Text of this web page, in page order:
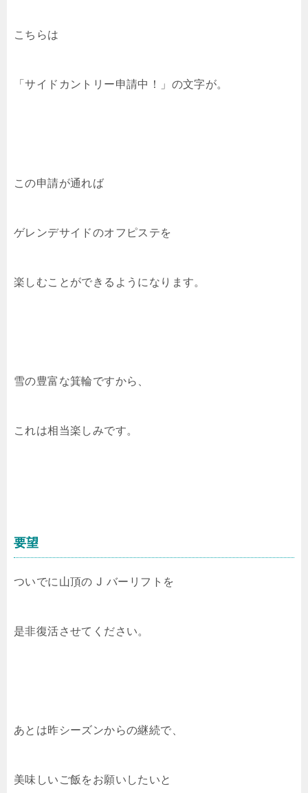
こちらは
「サイドカントリー申請中！」の文字が。
この申請が通れば
ゲレンデサイドのオフピステを
楽しむことができるようになります。
雪の豊富な箕輪ですから、
これは相当楽しみです。
要望
ついでに山頂の J バーリフトを
是非復活させてください。
あとは昨シーズンからの継続で、
美味しいご飯をお願いしたいと